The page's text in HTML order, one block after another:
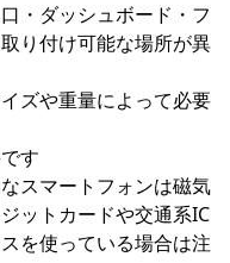
・ダッシュボード・フ
り付け可能な場所が異
ズや重量によって必要
す
なスマートフォンは磁気
ットカードや交通系IC
を使っている場合は注